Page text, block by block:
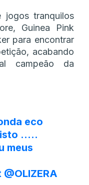
tranquilos
Guinea Pink
para encontrar
acabando
campeão da
eco
…..
meus
@OLIZERA